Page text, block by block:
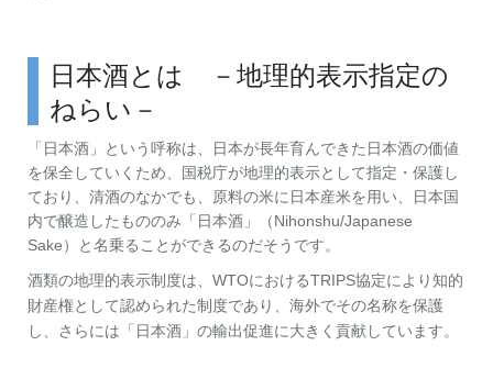
日本酒とは －地理的表示指定の
ねらい－
「日本酒」という呼称は、日本が長年育んできた日本酒の価値
を保全していくため、国税庁が地理的表示として指定・保護し
ており、清酒のなかでも、原料の米に日本産米を用い、日本国
内で醸造したもののみ「日本酒」（Nihonshu/Japanese
Sake）と名乗ることができるのだそうです。
酒類の地理的表示制度は、WTOにおけるTRIPS協定により知的
財産権として認められた制度であり、海外でその名称を保護
し、さらには「日本酒」の輸出促進に大きく貢献しています。